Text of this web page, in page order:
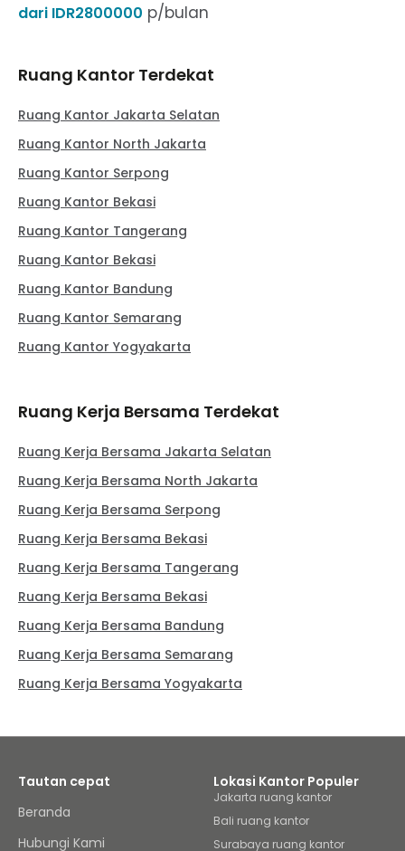
dari IDR2800000 p/bulan
Ruang Kantor Terdekat
Ruang Kantor Jakarta Selatan
Ruang Kantor North Jakarta
Ruang Kantor Serpong
Ruang Kantor Bekasi
Ruang Kantor Tangerang
Ruang Kantor Bekasi
Ruang Kantor Bandung
Ruang Kantor Semarang
Ruang Kantor Yogyakarta
Ruang Kerja Bersama Terdekat
Ruang Kerja Bersama Jakarta Selatan
Ruang Kerja Bersama North Jakarta
Ruang Kerja Bersama Serpong
Ruang Kerja Bersama Bekasi
Ruang Kerja Bersama Tangerang
Ruang Kerja Bersama Bekasi
Ruang Kerja Bersama Bandung
Ruang Kerja Bersama Semarang
Ruang Kerja Bersama Yogyakarta
Tautan cepat
Beranda
Hubungi Kami
Lokasi Kantor Populer
Jakarta ruang kantor
Bali ruang kantor
Surabaya ruang kantor